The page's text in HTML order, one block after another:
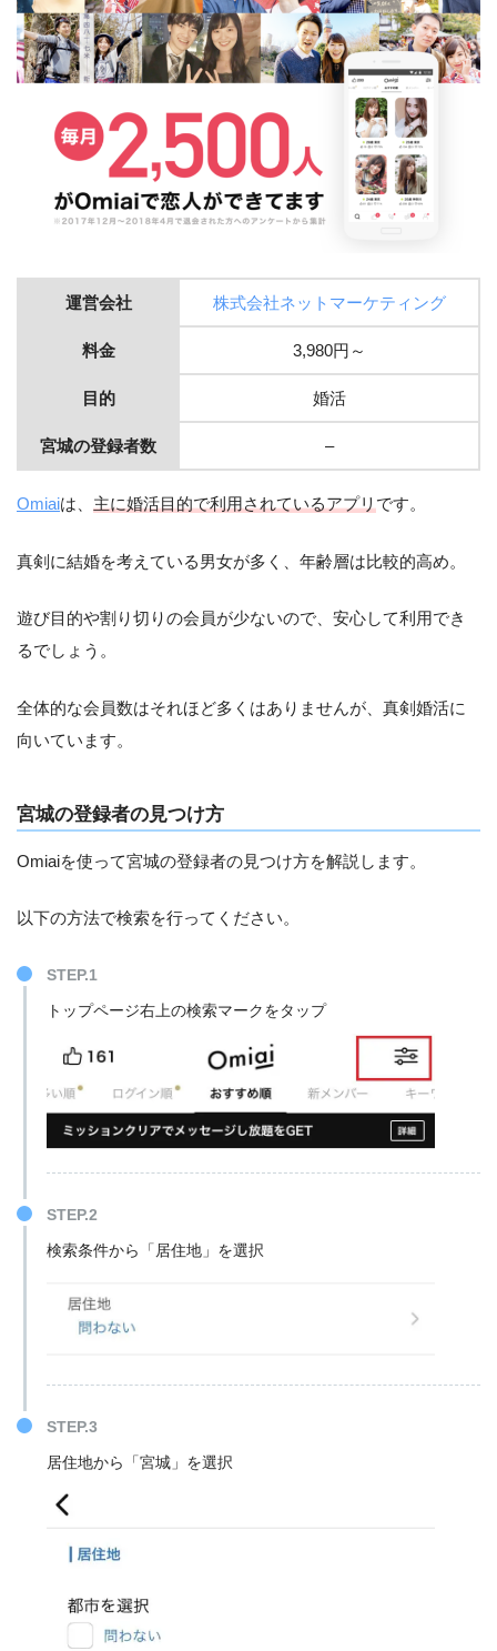
運営会社 株式会社ネットマーケティング
料金 3,980円～
目的 婚活
宮城の登録者数 –
Omiaiは、 主に婚活目的で利用されているアプリ です。
真剣に結婚を考えている男女が多く、年齢層は比較的高め。
遊び目的や割り切りの会員が少ないので、安心して利用でき
るでしょう。
全体的な会員数はそれほど多くはありませんが、真剣婚活に
向いています。
宮城の登録者の見つけ方
Omiaiを使って宮城の登録者の見つけ方を解説します。
以下の方法で検索を行ってください。
STEP.1
トップページ右上の検索マークをタップ
STEP.2
検索条件から「居住地」を選択
STEP.3
居住地から「宮城」を選択